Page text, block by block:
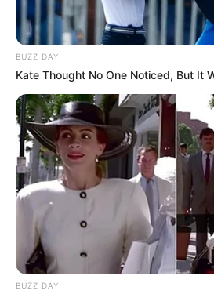
BUZZ DAY
Kate Thought No One Noticed, But It
BUZZ DAY